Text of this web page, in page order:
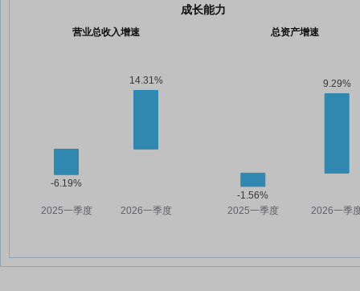
成长能力
营业总收入增速 总资产增速